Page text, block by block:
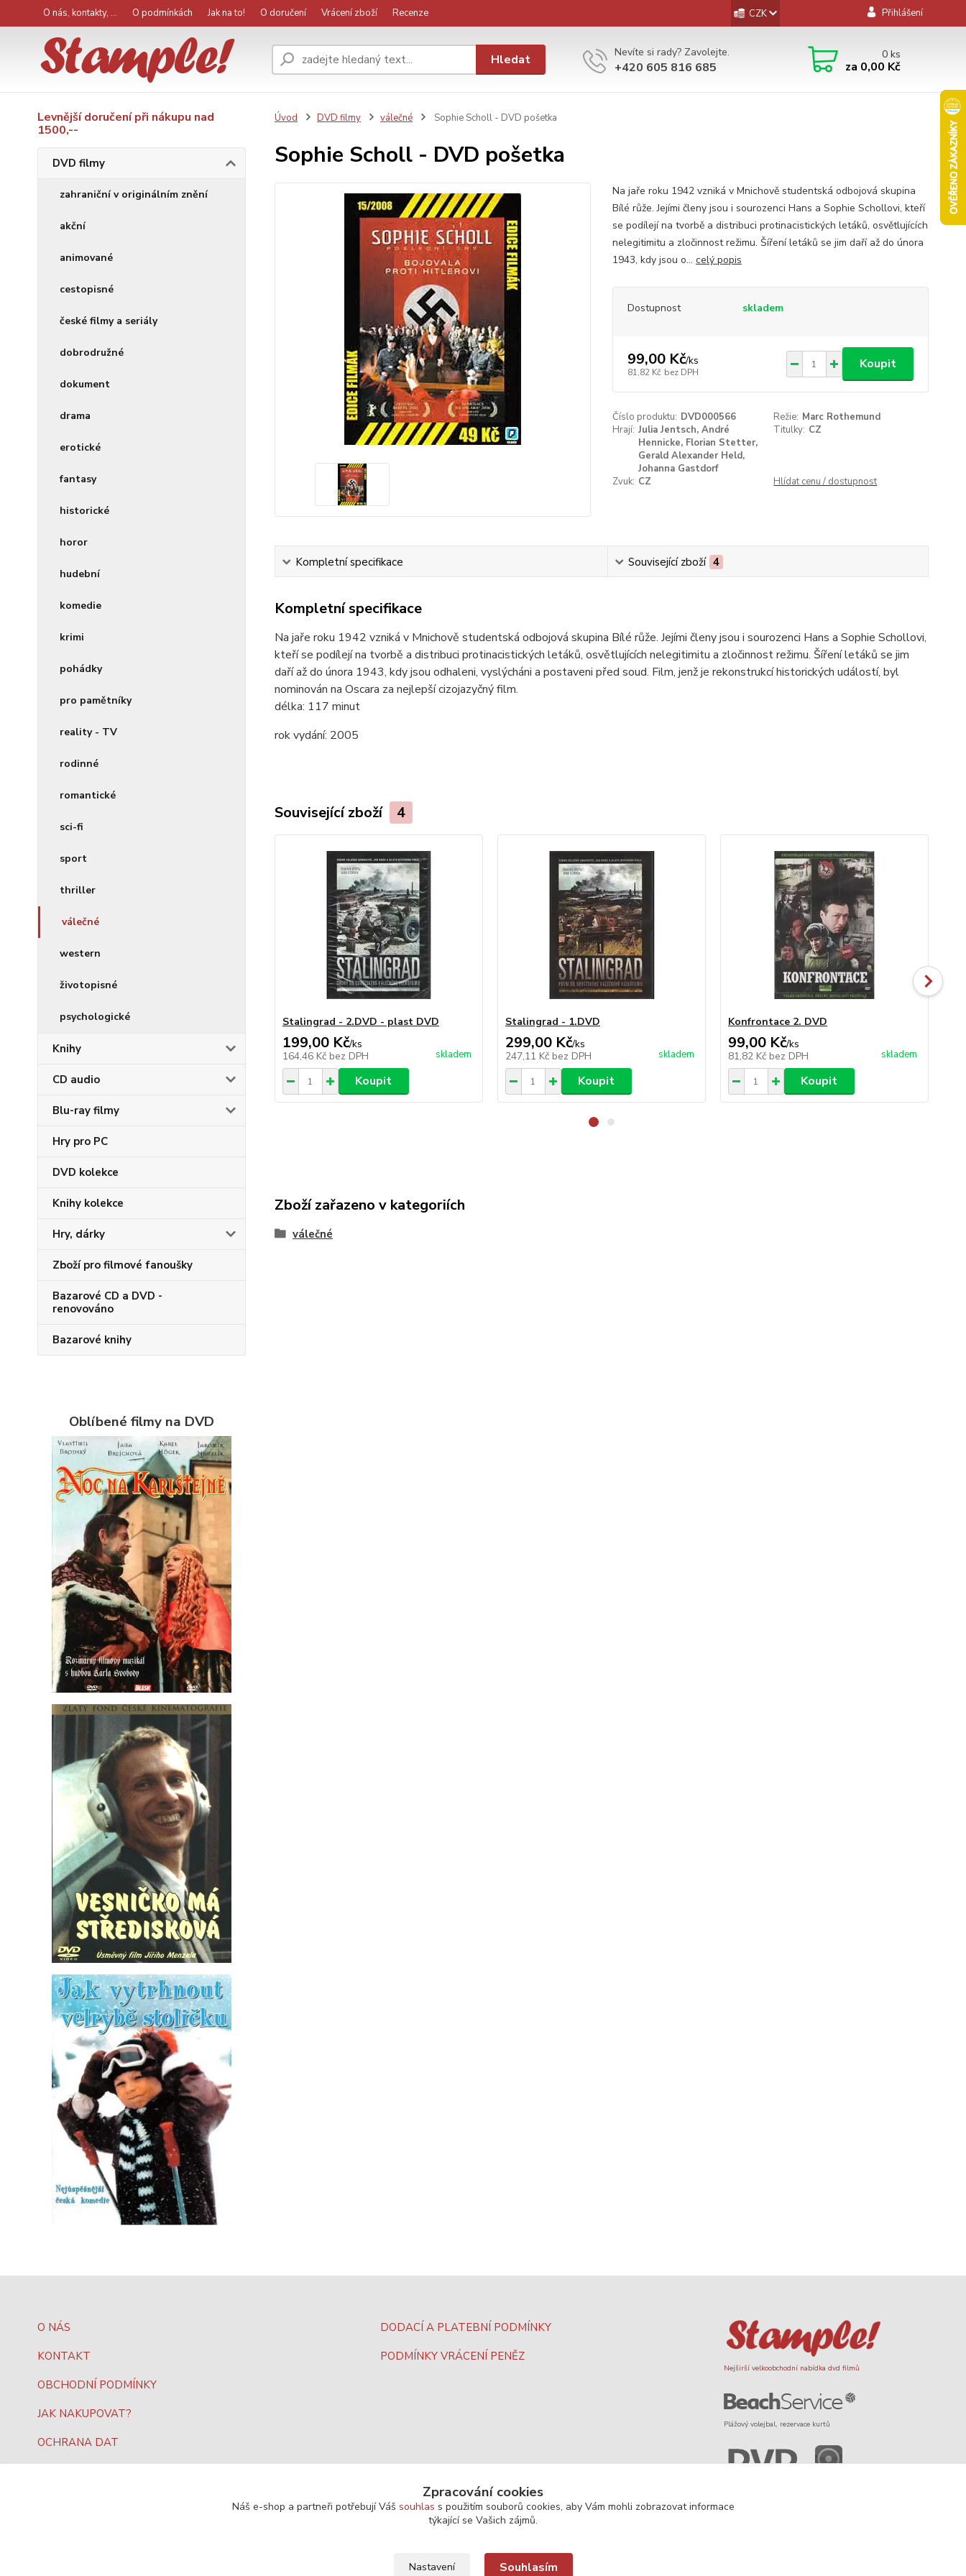
O nás, kontakty, ... O podmínkách Jak na to! O doručení Vrácení zboží Recenze CZK Přihlášení
Hledat Nevíte si rady? Zavolejte.
+420 605 816 685
0ks
za 0,00 Kč
Levnější doručení při nákupu nad
1500,--
DVD filmy
zahraniční v originálním znění
akční
animované
cestopisné
české filmy a seriály
dobrodružné
dokument
drama
erotické
fantasy
historické
horor
hudební
komedie
krimi
pohádky
pro pamětníky
reality - TV
rodinné
romantické
sci-fi
sport
thriller
válečné
western
životopisné
psychologické
Knihy
CD audio
Blu-ray filmy
Hry pro PC
DVD kolekce
Knihy kolekce
Hry, dárky
Zboží pro filmové fanoušky
Bazarové CD a DVD -
renovováno
Bazarové knihy
Oblíbené filmy na DVD
Úvod DVD filmy válečné Sophie Scholl - DVD pošetka
Sophie Scholl - DVD pošetka
Na jaře roku 1942 vzniká v Mnichově studentská odbojová skupina
Bílé růže. Jejími členy jsou i sourozenci Hans a Sophie Schollovi, kteří
se podílejí na tvorbě a distribuci protinacistických letáků, osvětlujících
nelegitimitu a zločinnost režimu. Šíření letáků se jim daří až do února
1943, kdy jsou o... celý popis
Dostupnost skladem
99,00 Kč/ks
81,82 Kč bez DPH
Koupit
Číslo produktu: DVD000566 Režie: Marc Rothemund
Hrají: Julia Jentsch, André
Hennicke, Florian Stetter,
Gerald Alexander Held,
Johanna Gastdorf
Titulky: CZ
Zvuk: CZ Hlídat cenu / dostupnost
Kompletní specifikace Související zboží 4
Kompletní specifikace
Na jaře roku 1942 vzniká v Mnichově studentská odbojová skupina Bílé růže. Jejími členy jsou i sourozenci Hans a Sophie Schollovi,
kteří se podílejí na tvorbě a distribuci protinacistických letáků, osvětlujících nelegitimitu a zločinnost režimu. Šíření letáků se jim
daří až do února 1943, kdy jsou odhaleni, vyslýcháni a postaveni před soud. Film, jenž je rekonstrukcí historických událostí, byl
nominován na Oscara za nejlepší cizojazyčný film.
délka: 117 minut
rok vydání: 2005
Související zboží 4
Stalingrad - 2.DVD - plast DVD
199,00 Kč/ks
164,46 Kč bez DPH skladem
Koupit
Stalingrad - 1.DVD
299,00 Kč/ks
247,11 Kč bez DPH skladem
Koupit
Konfrontace 2. DVD
99,00 Kč/ks
81,82 Kč bez DPH skladem
Koupit
Zboží zařazeno v kategoriích
válečné
O NÁS
KONTAKT
OBCHODNÍ PODMÍNKY
JAK NAKUPOVAT?
OCHRANA DAT
DODACÍ A PLATEBNÍ PODMÍNKY
PODMÍNKY VRÁCENÍ PENĚZ
Nejširší velkoobchodní nabídka dvd filmů
Plážový volejbal, rezervace kurtů
Zpracování cookies
Náš e-shop a partneři potřebují Váš souhlas s použitím souborů cookies, aby Vám mohli zobrazovat informace
týkající se Vašich zájmů.
Nastavení Souhlasím